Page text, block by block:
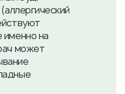
именно на
может